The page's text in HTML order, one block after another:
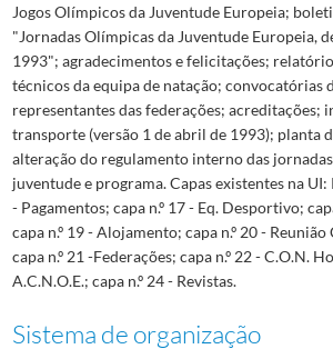
Jogos Olímpicos da Juventude Europeia;
"Jornadas Olímpicas da Juventude Europeia,
1993"; agradecimentos e felicitações;
técnicos da equipa de natação; convocatórias
representantes das federações; acreditações;
transporte (versão 1 de abril de 1993); planta
alteração do regulamento interno das
juventude e programa. Capas existentes na UI:
- Pagamentos; capa n.º 17 - Eq. Desportivo;
capa n.º 19 - Alojamento; capa n.º 20 -
capa n.º 21 -Federações; capa n.º 22 - C.O.N.
A.C.N.O.E.; capa n.º 24 - Revistas.
Sistema de organização